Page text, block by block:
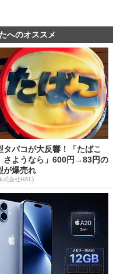
へのオススメ
タバコが大反響！「たばこ
さようなら」600円→83円の
が爆売れ
式会社HAL)